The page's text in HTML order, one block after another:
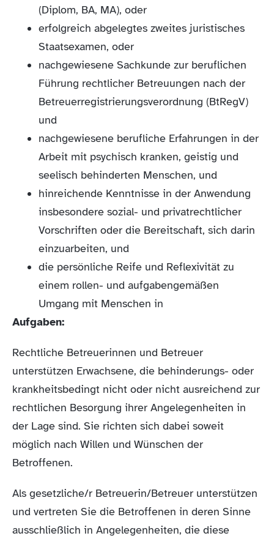
(Diplom, BA, MA), oder
erfolgreich abgelegtes zweites juristisches
Staatsexamen, oder
nachgewiesene Sachkunde zur beruflichen
Führung rechtlicher Betreuungen nach der
Betreuerregistrierungsverordnung (BtRegV)
und
nachgewiesene berufliche Erfahrungen in der
Arbeit mit psychisch kranken, geistig und
seelisch behinderten Menschen, und
hinreichende Kenntnisse in der Anwendung
insbesondere sozial- und privatrechtlicher
Vorschriften oder die Bereitschaft, sich darin
einzuarbeiten, und
die persönliche Reife und Reflexivität zu
einem rollen- und aufgabengemäßen
Umgang mit Menschen in
Aufgaben:
Rechtliche Betreuerinnen und Betreuer
unterstützen Erwachsene, die behinderungs- oder
krankheitsbedingt nicht oder nicht ausreichend zur
rechtlichen Besorgung ihrer Angelegenheiten in
der Lage sind. Sie richten sich dabei soweit
möglich nach Willen und Wünschen der
Betroffenen.
Als gesetzliche/r Betreuerin/Betreuer unterstützen
und vertreten Sie die Betroffenen in deren Sinne
ausschließlich in Angelegenheiten, die diese